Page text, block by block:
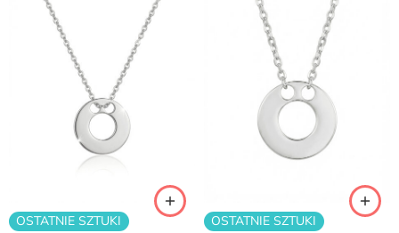
OSTATNIE SZTUKI OSTATNIE SZTUKI